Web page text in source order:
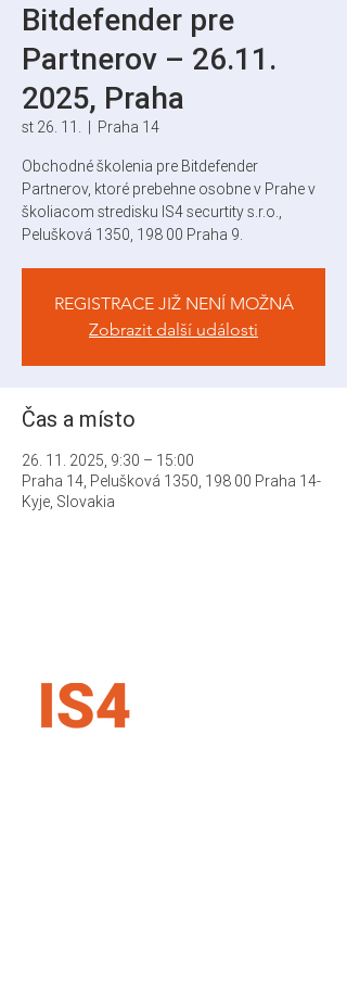
Bitdefender pre
Partnerov – 26.11.
2025, Praha
st 26. 11.
  |
Praha 14
Obchodné školenia pre Bitdefender
Partnerov, ktoré prebehne osobne v Prahe v
školiacom stredisku IS4 securtity s.r.o.,
Pelušková 1350, 198 00 Praha 9.
REGISTRACE JIŽ NENÍ MOŽNÁ
Zobrazit další události
Čas a místo
26. 11. 2025, 9:30 – 15:00
Praha 14, Pelušková 1350, 198 00 Praha 14-
Kyje, Slovakia